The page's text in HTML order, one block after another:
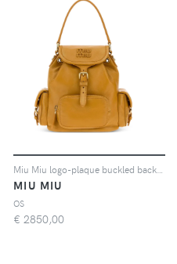
Miu Miu logo-plaque buckled backpack - Giallo
MIU MIU
OS
€ 2850,00